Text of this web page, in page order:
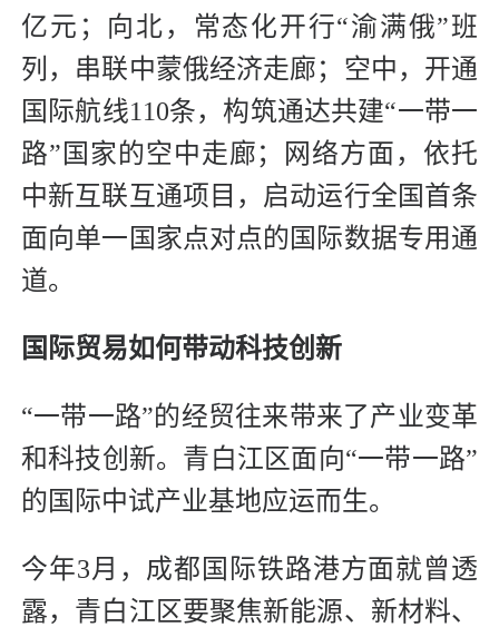
亿元；向北，常态化开行“渝满俄”班
列，串联中蒙俄经济走廊；空中，开通
国际航线110条，构筑通达共建“一带一
路”国家的空中走廊；网络方面，依托
中新互联互通项目，启动运行全国首条
面向单一国家点对点的国际数据专用通
道。
国际贸易如何带动科技创新
“一带一路”的经贸往来带来了产业变革
和科技创新。青白江区面向“一带一路”
的国际中试产业基地应运而生。
今年3月，成都国际铁路港方面就曾透
露，青白江区要聚焦新能源、新材料、